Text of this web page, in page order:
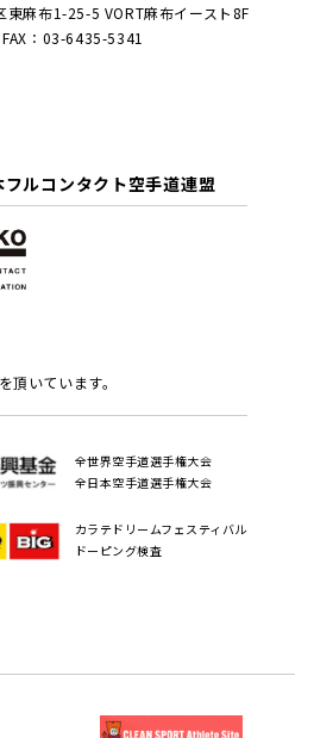
麻布1-25-5 VORT麻布イースト8F
：03-6435-5341
ルコンタクト空手道連盟
頂いています。
全世界空手道選手権大会
全日本空手道選手権大会
カラテドリームフェスティバル
ドーピング検査